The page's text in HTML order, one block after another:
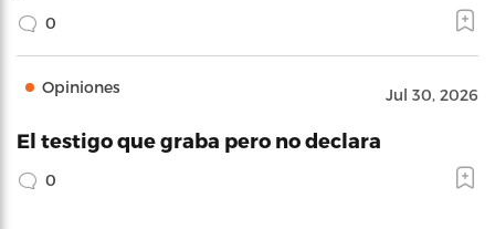
0
Opiniones Jul 30, 2026
El testigo que graba pero no declara
0